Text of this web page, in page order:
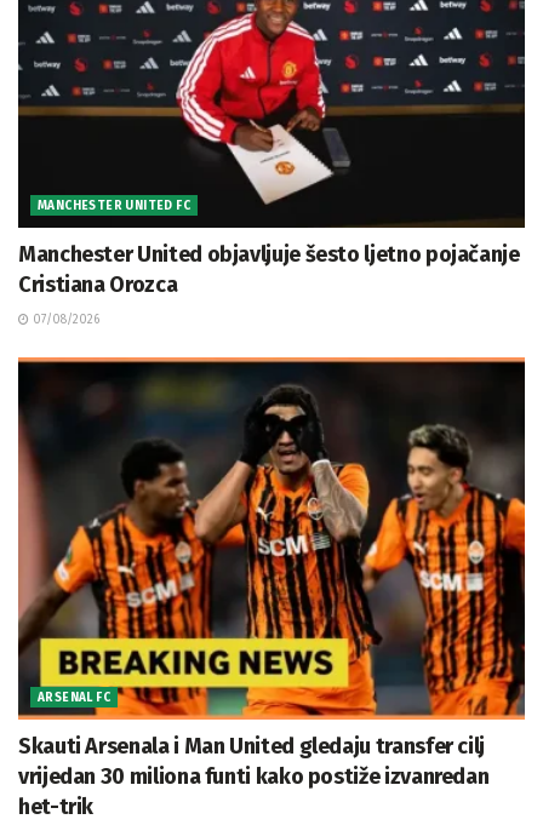
MANCHESTER UNITED FC
Manchester United objavljuje šesto ljetno pojačanje
Cristiana Orozca
07/08/2026
ARSENAL FC
Skauti Arsenala i Man United gledaju transfer cilj
vrijedan 30 miliona funti kako postiže izvanredan
het-trik